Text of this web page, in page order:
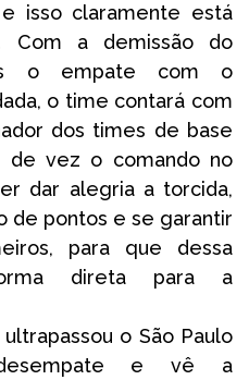
isso claramente está
Com a demissão do
o empate com o
o time contará com
dos times de base
de vez o comando no
dar alegria a torcida,
de pontos e se garantir
para que dessa
direta para a
o São Paulo
e vê a